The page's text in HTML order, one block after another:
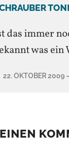
TONI
das immer
was ein
22. OKTOBER 2009